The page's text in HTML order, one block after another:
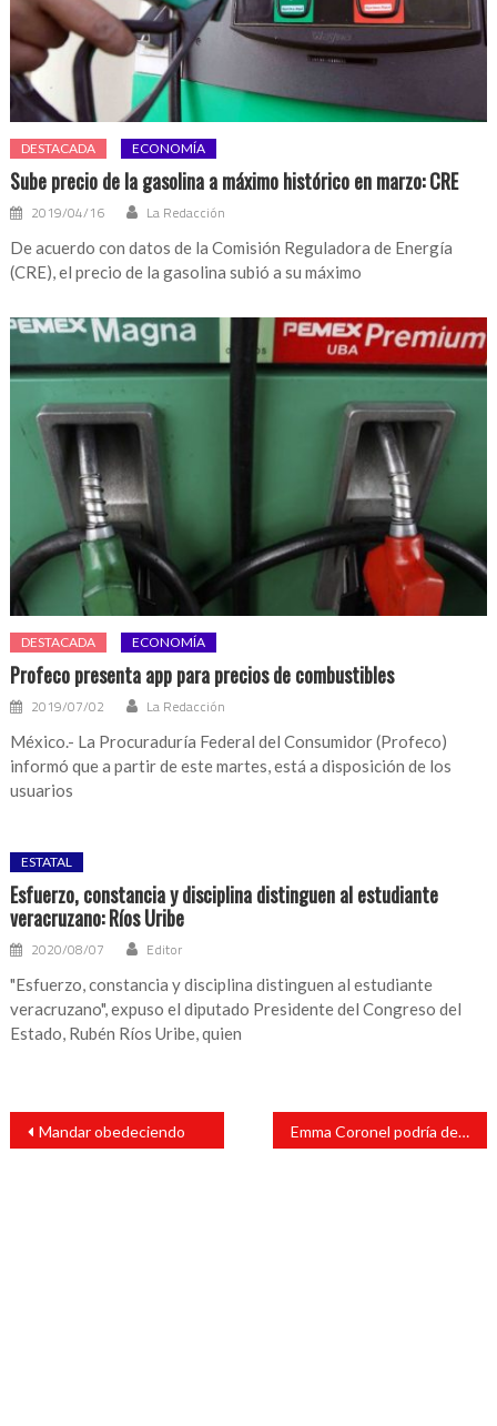
DESTACADA ECONOMÍA
Sube precio de la gasolina a máximo histórico en marzo: CRE
2019/04/16 La Redacción
De acuerdo con datos de la Comisión Reguladora de Energía
(CRE), el precio de la gasolina subió a su máximo
DESTACADA ECONOMÍA
Profeco presenta app para precios de combustibles
2019/07/02 La Redacción
México.- La Procuraduría Federal del Consumidor (Profeco)
informó que a partir de este martes, está a disposición de los
usuarios
ESTATAL
Esfuerzo, constancia y disciplina distinguen al estudiante
veracruzano: Ríos Uribe
2020/08/07 Editor
"Esfuerzo, constancia y disciplina distinguen al estudiante
veracruzano", expuso el diputado Presidente del Congreso del
Estado, Rubén Ríos Uribe, quien
Navegación
entradas
Mandar obedeciendo Emma Coronel podría declararse culpable esta semana